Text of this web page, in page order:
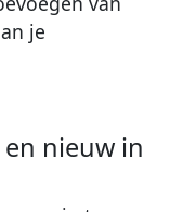
je
nieuw in